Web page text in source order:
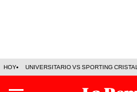
HOY UNIVERSITARIO VS SPORTING CRISTAL